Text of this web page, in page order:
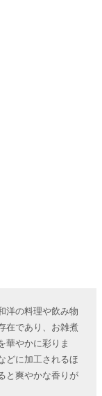
洋の料理や飲み物
在であり、お雑煮
華やかに彩りま
どに加工されるほ
と爽やかな香りが